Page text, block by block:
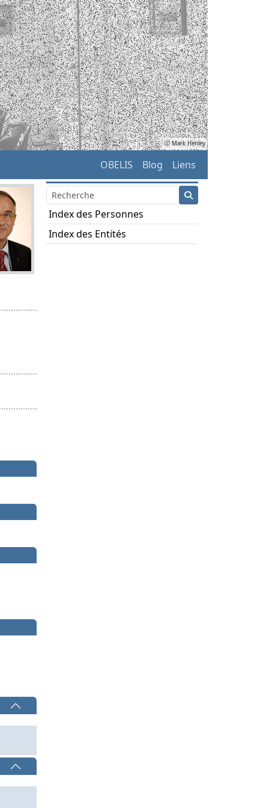
ⓒ Mark Henley
OBELIS Blog Liens
Index des Personnes
Index des Entités